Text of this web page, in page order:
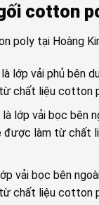
cotton
poly tại Hoàng
là lớp vải phủ bên
chất liệu cotton
là lớp vải bọc bên
được làm từ chất
vải bọc bên
chất liệu cotton